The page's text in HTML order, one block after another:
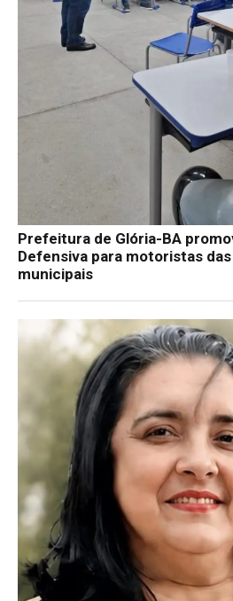
Prefeitura de Glória-BA
Defensiva para motoristas
municipais